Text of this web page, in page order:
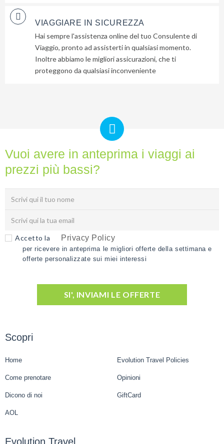
VIAGGIARE IN SICUREZZA
Hai sempre l'assistenza online del tuo Consulente di
Viaggio, pronto ad assisterti in qualsiasi momento.
Inoltre abbiamo le migliori assicurazioni, che ti
proteggono da qualsiasi inconveniente
Vuoi avere in anteprima i viaggi ai
prezzi più bassi?
Accetto la Privacy Policy
per ricevere in anteprima le migliori offerte della settimana e
offerte personalizzate sui miei interessi
SI', INVIAMI LE OFFERTE
Scopri
Home Evolution Travel Policies
Come prenotare Opinioni
Dicono di noi GiftCard
AOL
Evolution Travel